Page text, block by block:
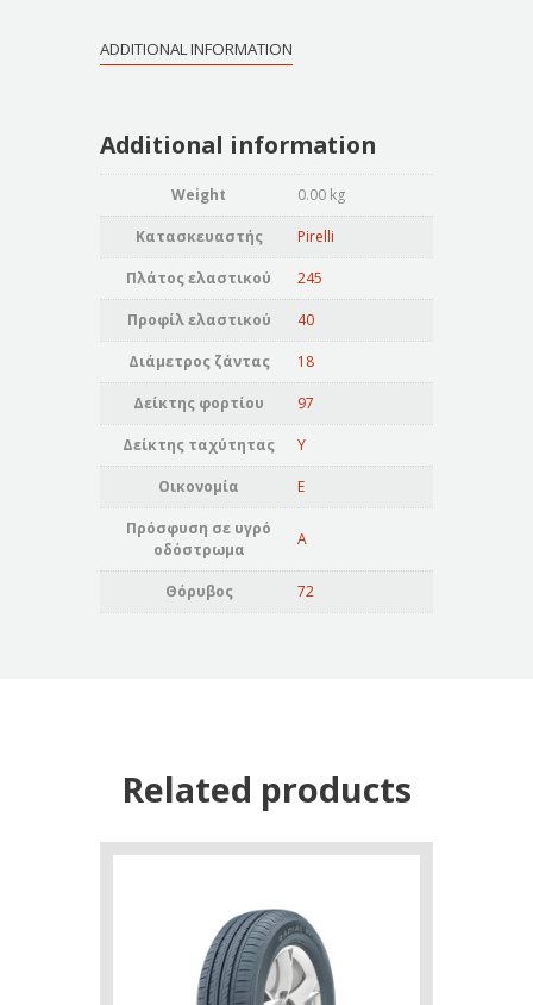
ADDITIONAL INFORMATION
Additional information
Weight 0.00 kg
Κατασκευαστής Pirelli
Πλάτος ελαστικού 245
Προφίλ ελαστικού 40
Διάμετρος ζάντας 18
Δείκτης φορτίου 97
Δείκτης ταχύτητας Y
Οικονομία E
Πρόσφυση σε υγρό
οδόστρωμα
A
Θόρυβος 72
Related products